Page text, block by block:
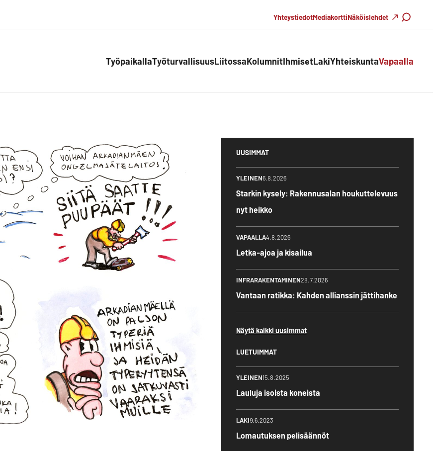
YhteystiedotMediakorttiNäköislehdet
Haku
TyöpaikallaTyöturvallisuusLiitossaKolumnitIhmisetLakiYhteiskuntaVapaalla
UUSIMMAT
YLEINEN6.8.2026
Starkin kysely: Rakennusalan houkuttelevuus
nyt heikko
VAPAALLA4.8.2026
Letka-ajoa ja kisailua
INFRARAKENTAMINEN28.7.2026
Vantaan ratikka: Kahden allianssin jättihanke
Näytä kaikki uusimmat
LUETUIMMAT
YLEINEN15.8.2025
Lauluja isoista koneista
LAKI9.6.2023
Lomautuksen pelisäännöt